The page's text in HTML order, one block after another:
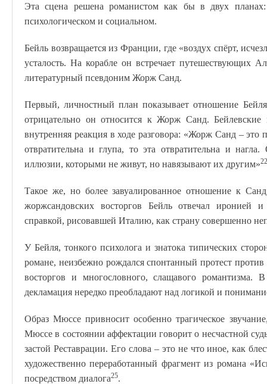
Эта сцена решена романистом как бы в двух
психологическом и социальном.
Бейль возвращается из Франции, где «воздух спёрт,
усталость. На корабле он встречает
литературный псевдоним Жорж Санд.
Первый, личностный план показывает отношение
отрицательно он относится к Жорж Санд.
внутренняя реакция в ходе разговора: «Жорж Санд –
отвратительна и глупа, то эта отвратительна и
иллюзии, которыми не живут, но навязывают их другим»22
Такое же, но более завуалированное отношение к
жоржсандовских восторгов Бейль отвечал иронией и
справкой, рисовавшей Италию, как страну совершенно
У Бейля, тонкого психолога и знатока типических
романе, неизбежно рождался спонтанный протест
восторгов и многословного, слащавого
декламация нередко преобладают над логикой и
Образ Мюссе привносит особенно трагическое
Мюссе в состоянии аффектации говорит о несчастной
застой Реставрации. Его слова – это не что иное, как
художественно переработанный фрагмент из романа
посредством диалога25.